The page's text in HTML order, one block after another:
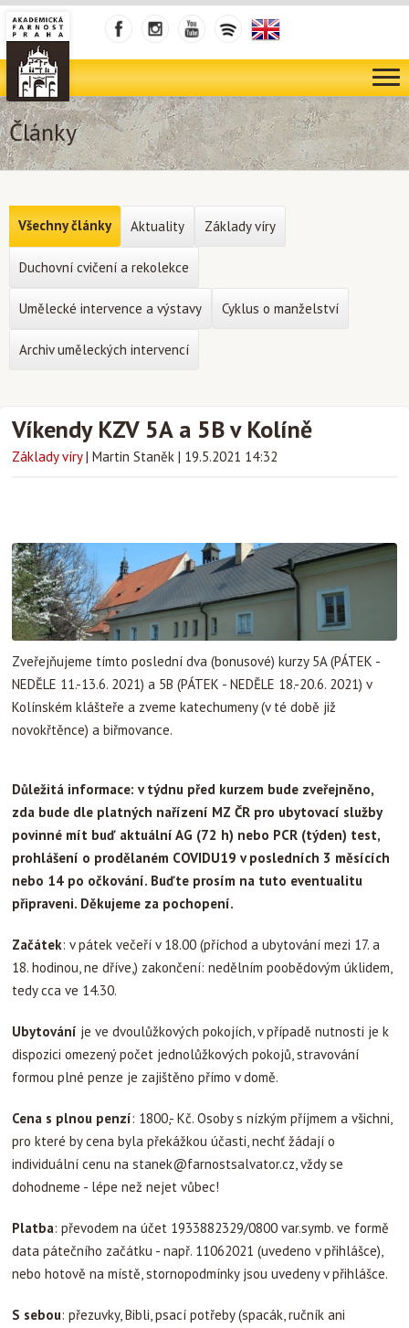
Články
Víkendy KZV 5A a 5B v Kolíně
Základy víry | Martin Staněk | 19.5.2021 14:32
Zveřejňujeme tímto poslední dva (bonusové) kurzy 5A (PÁTEK -
NEDĚLE 11.-13.6. 2021) a 5B (PÁTEK - NEDĚLE 18.-20.6. 2021) v
Kolínském klášteře a zveme katechumeny (v té době již
novokřtěnce) a biřmovance.
Důležitá informace: v týdnu před kurzem bude zveřejněno,
zda bude dle platných nařízení MZ ČR pro ubytovací služby
povinné mít buď aktuální AG (72 h) nebo PCR (týden) test,
prohlášení o prodělaném COVIDU19 v posledních 3 měsících
nebo 14 po očkování. Buďte prosím na tuto eventualitu
připraveni. Děkujeme za pochopení.
Začátek: v pátek večeří v 18.00 (příchod a ubytování mezi 17. a
18. hodinou, ne dříve,) zakončení: nedělním poobědovým úklidem,
tedy cca ve 14.30.
Ubytování je ve dvoulůžkových pokojích, v případě nutnosti je k
dispozici omezený počet jednolůžkových pokojů, stravování
formou plné penze je zajištěno přímo v domě.
Cena s plnou penzí: 1800,- Kč. Osoby s nízkým příjmem a všichni,
pro které by cena byla překážkou účasti, nechť žádají o
individuální cenu na stanek@farnostsalvator.cz, vždy se
dohodneme - lépe než nejet vůbec!
Platba: převodem na účet 1933882329/0800 var.symb. ve formě
data pátečního začátku - např. 11062021 (uvedeno v přihlášce),
nebo hotově na místě, stornopodmínky jsou uvedeny v přihlášce.
S sebou: přezuvky, Bibli, psací potřeby (spacák, ručník ani
Všechny články Aktuality Základy víry
Duchovní cvičení a rekolekce
Umělecké intervence a výstavy Cyklus o manželství
Archiv uměleckých intervencí